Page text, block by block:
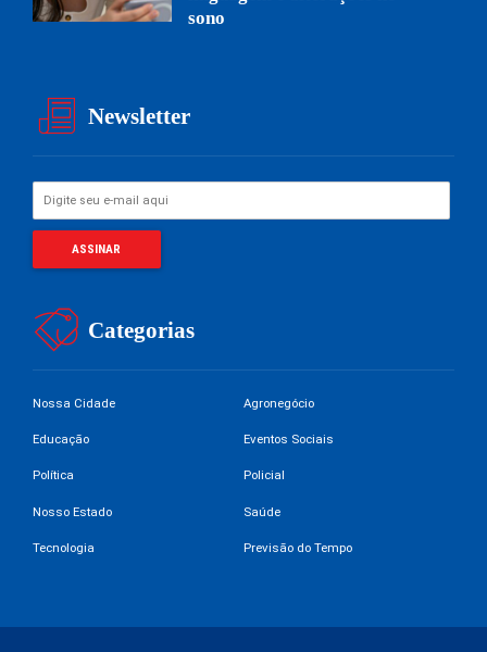
sono
Newsletter
Categorias
Nossa Cidade Agronegócio
Educação Eventos Sociais
Política Policial
Nosso Estado Saúde
Tecnologia Previsão do Tempo